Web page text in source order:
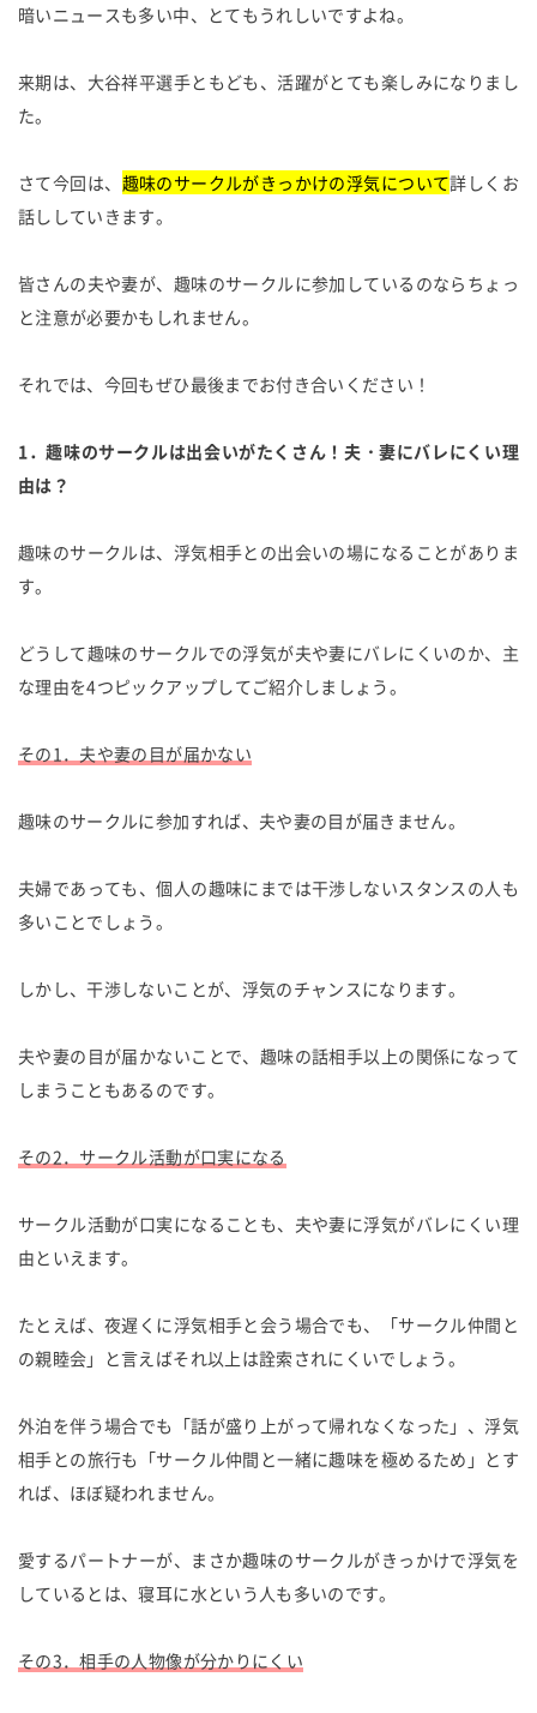
暗いニュースも多い中、とてもうれしいですよね。
来期は、大谷祥平選手ともども、活躍がとても楽しみになりまし
た。
さて今回は、 趣味のサークルがきっかけの浮気について詳しくお
話ししていきます。
皆さんの夫や妻が、趣味のサークルに参加しているのならちょっ
と注意が必要かもしれません。
それでは、今回もぜひ最後までお付き合いください！
1．趣味のサークルは出会いがたくさん！夫・妻にバレにくい理
由は？
趣味のサークルは、浮気相手との出会いの場になることがありま
す。
どうして趣味のサークルでの浮気が夫や妻にバレにくいのか、主
な理由を4つピックアップしてご紹介しましょう。
その1．夫や妻の目が届かない
趣味のサークルに参加すれば、夫や妻の目が届きません。
夫婦であっても、個人の趣味にまでは干渉しないスタンスの人も
多いことでしょう。
しかし、干渉しないことが、浮気のチャンスになります。
夫や妻の目が届かないことで、趣味の話相手以上の関係になって
しまうこともあるのです。
その2．サークル活動が口実になる
サークル活動が口実になることも、夫や妻に浮気がバレにくい理
由といえます。
たとえば、夜遅くに浮気相手と会う場合でも、「サークル仲間と
の親睦会」と言えばそれ以上は詮索されにくいでしょう。
外泊を伴う場合でも「話が盛り上がって帰れなくなった」、浮気
相手との旅行も「サークル仲間と一緒に趣味を極めるため」とす
れば、ほぼ疑われません。
愛するパートナーが、まさか趣味のサークルがきっかけで浮気を
しているとは、寝耳に水という人も多いのです。
その3．相手の人物像が分かりにくい